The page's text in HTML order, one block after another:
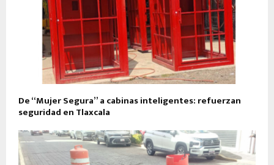
De “Mujer Segura” a cabinas inteligentes: refuerzan
seguridad en Tlaxcala